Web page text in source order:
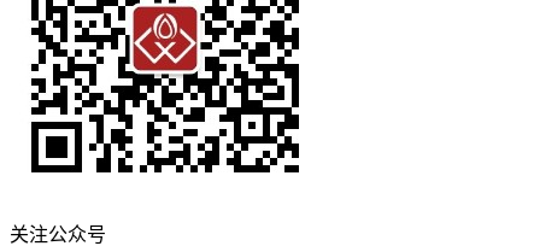
关注公众号